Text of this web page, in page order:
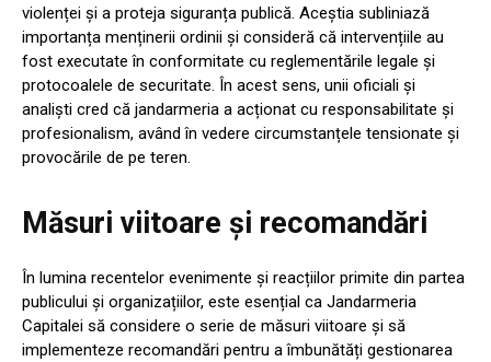
violenței și a proteja siguranța publică. Aceștia subliniază
importanța menținerii ordinii și consideră că intervențiile au
fost executate în conformitate cu reglementările legale și
protocoalele de securitate. În acest sens, unii oficiali și
analiști cred că jandarmeria a acționat cu responsabilitate și
profesionalism, având în vedere circumstanțele tensionate și
provocările de pe teren.
Măsuri viitoare și recomandări
În lumina recentelor evenimente și reacțiilor primite din partea
publicului și organizațiilor, este esențial ca Jandarmeria
Capitalei să considere o serie de măsuri viitoare și să
implementeze recomandări pentru a îmbunătăți gestionarea